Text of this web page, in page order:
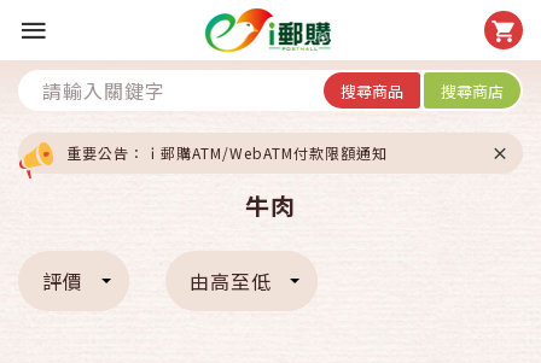
搜尋商品 搜尋商店
重要公告：ｉ郵購ATM/WebATM付款限額通知
牛肉
評價 由高至低